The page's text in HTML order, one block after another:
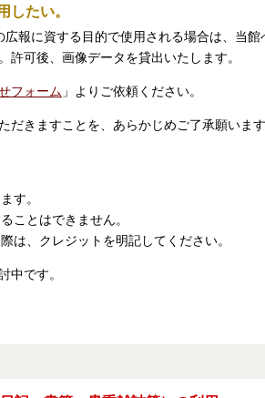
したい。
報に資する目的で使用される場合は、当館
許可後、画像データを貸出いたします。
フォーム 」よりご依頼ください。
だきますことを、あらかじめご了承願います
す。
ことはできません。
は、クレジットを明記してください。
中です。